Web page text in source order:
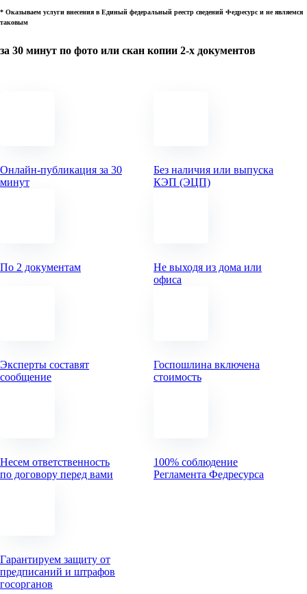
* Оказываем услуги внесения в Единый федеральный реестр сведений Федресурс и не являемся
таковым
за 30 минут по фото или скан копии 2-х документов
Онлайн-публикация за 30
минут
Без наличия или выпуска
КЭП (ЭЦП)
По 2 документам
Не выходя из дома или
офиса
Эксперты составят
сообщение
Госпошлина включена
стоимость
Несем ответственность
по договору перед вами
100% соблюдение
Регламента Федресурса
Гарантируем защиту от
предписаний и штрафов
госорганов